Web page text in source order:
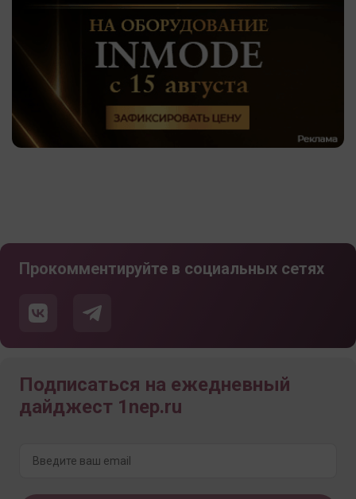
Прокомментируйте в социальных сетях
Подписаться на ежедневный
дайджест 1nep.ru